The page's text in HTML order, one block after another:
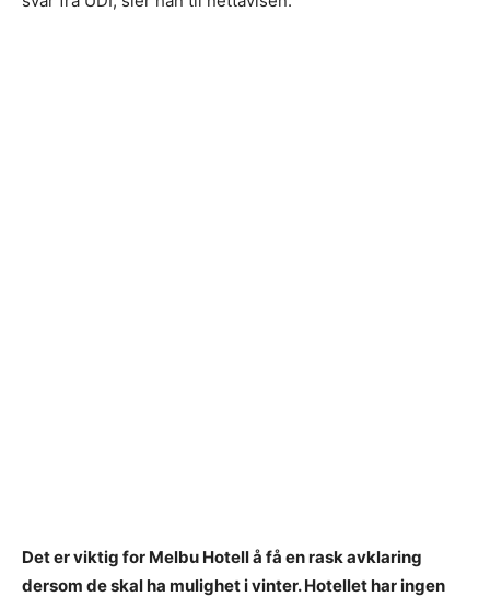
Det er viktig for Melbu Hotell å få en rask avklaring
dersom de skal ha mulighet i vinter. Hotellet har ingen